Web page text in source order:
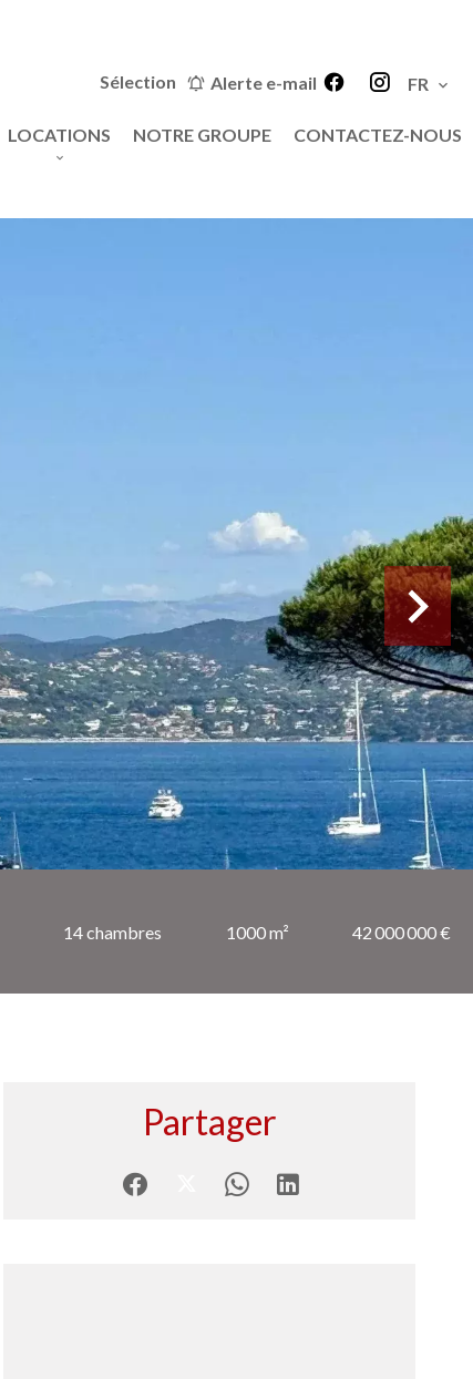
Sélection Alerte e-mail FR
LOCATIONS NOTRE GROUPE CONTACTEZ-NOUS
14 chambres 1000 m² 42 000 000 €
Partager